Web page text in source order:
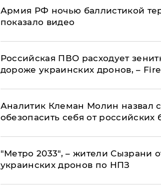
Армия РФ ночью баллистикой
показало видео
Российская ПВО расходует
дороже украинских дронов, –
Аналитик Клеман Молин назвал
обезопасить себя от российских
"Метро 2033", – жители Сызрани
украинских дронов по НПЗ